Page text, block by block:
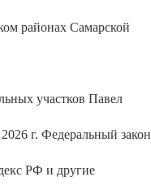
районах Самарской
участков Павел
г. Федеральный закон
РФ и другие